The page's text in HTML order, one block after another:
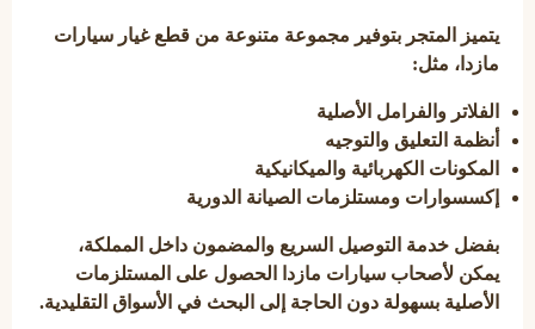
يتميز المتجر بتوفير مجموعة متنوعة من قطع غيار سيارات
مازدا ، مثل:
الفلاتر والفرامل الأصلية
أنظمة التعليق والتوجيه
المكونات الكهربائية والميكانيكية
إكسسوارات ومستلزمات الصيانة الدورية
بفضل خدمة التوصيل السريع والمضمون داخل المملكة،
يمكن لأصحاب سيارات مازدا الحصول على المستلزمات
الأصلية بسهولة دون الحاجة إلى البحث في الأسواق التقليدية.